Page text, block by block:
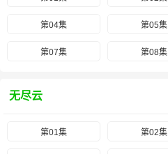
第04集 第05集
第07集 第08集
无尽云
第01集 第02集